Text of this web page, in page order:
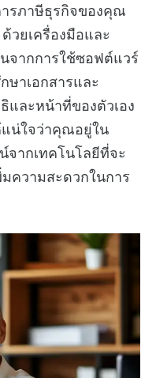
รภาษีธุรกิจของคุณ
วยเครื่องมือและ
จากการใช้ซอฟต์แวร์
ษาเอกสารและ
และหน้าที่ของตัวเอง
น่ใจว่าคุณอยู่ใน
จากเทคโนโลยีที่จะ
ความสะดวกในการ